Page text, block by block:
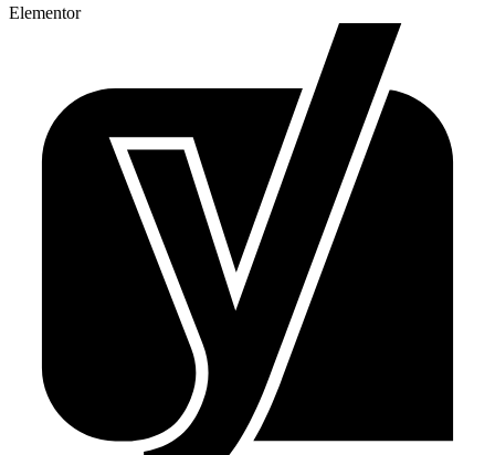
Elementor